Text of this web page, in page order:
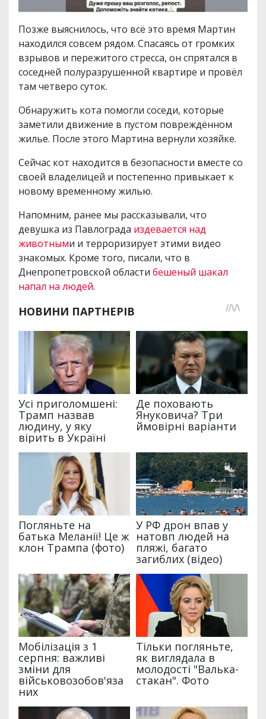
Позже выяснилось, что всё это время Мартин
находился совсем рядом. Спасаясь от громких
взрывов и пережитого стресса, он спрятался в
соседней полуразрушенной квартире и провёл
там четверо суток.
Обнаружить кота помогли соседи, которые
заметили движение в пустом повреждённом
жилье. После этого Мартина вернули хозяйке.
Сейчас кот находится в безопасности вместе со
своей владелицей и постепенно привыкает к
новому временному жилью.
Напомним, ранее мы рассказывали, что
девушка из Павлограда издевается над
животными и терроризирует этими видео
знакомых. Кроме того, писали, что в
Днепропетровской области бешеный шакал
напал на людей.